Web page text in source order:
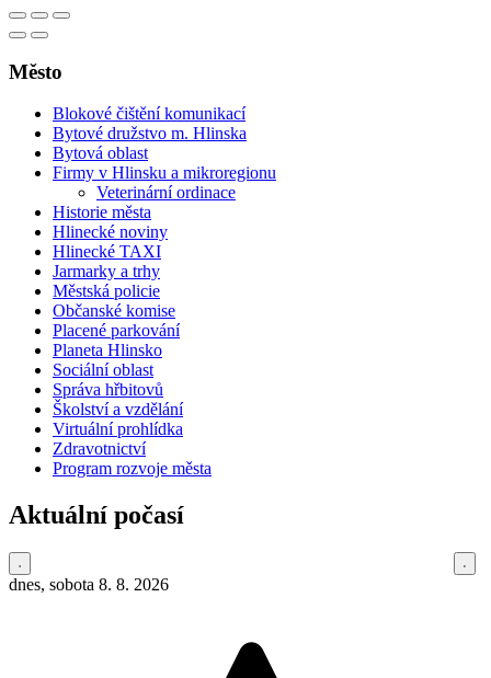
Město
Blokové čištění komunikací
Bytové družstvo m. Hlinska
Bytová oblast
Firmy v Hlinsku a mikroregionu
Veterinární ordinace
Historie města
Hlinecké noviny
Hlinecké TAXI
Jarmarky a trhy
Městská policie
Občanské komise
Placené parkování
Planeta Hlinsko
Sociální oblast
Správa hřbitovů
Školství a vzdělání
Virtuální prohlídka
Zdravotnictví
Program rozvoje města
Aktuální počasí
dnes, sobota 8. 8. 2026